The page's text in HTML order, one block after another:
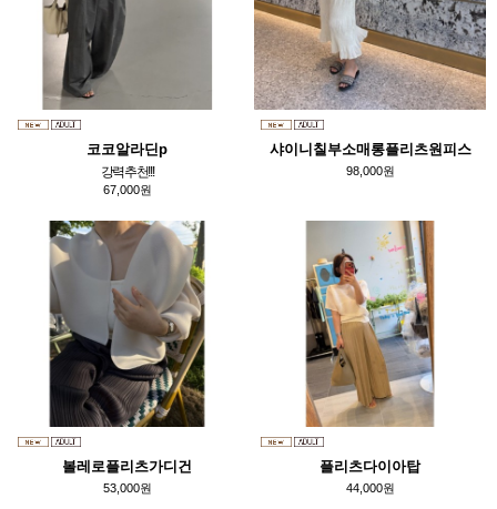
코코알라딘p
강력추천!!!
67,000원
샤이니칠부소매롱플리츠원피스
98,000원
볼레로플리츠가디건
53,000원
플리츠다이아탑
44,000원